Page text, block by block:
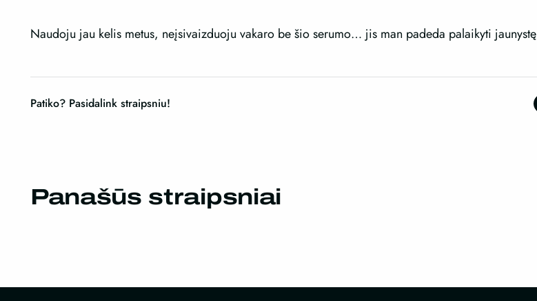
Naudoju jau kelis metus, neįsivaizduoju vakaro be šio serumo… jis man padeda palaikyti jaunystę
Patiko? Pasidalink straipsniu!
Panašūs straipsniai